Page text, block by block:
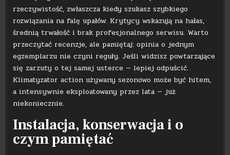
rzeczywistość, zwłaszcza kiedy szukasz szybkiego
rozwiązania na falę upałów. Krytycy wskazują na hałas,
średnią trwałość i brak profesjonalnego serwisu. Warto
przeczytać recenzje, ale pamiętaj: opinia o jednym
egzemplarzu nie czyni reguły. Jeśli widzisz powtarzające
się zarzuty o tej samej usterce — lepiej odpuścić.
Klimatyzator action używany sezonowo może być hitem,
a intensywnie eksploatowany przez lata — już
niekoniecznie.
Instalacja, konserwacja i o
czym pamiętać